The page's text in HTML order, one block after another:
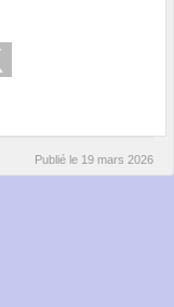
Publié le 19 mars 2026